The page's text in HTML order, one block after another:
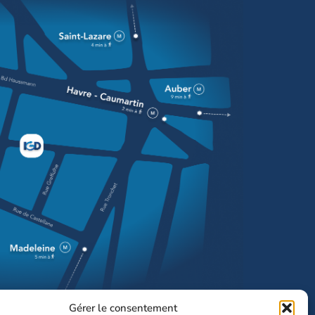
Gérer le consentement